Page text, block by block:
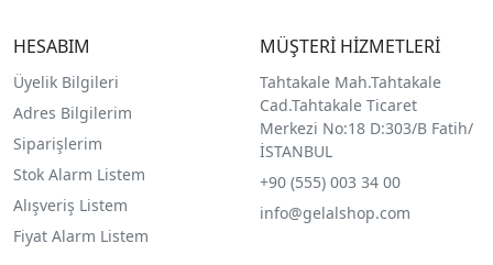
HESABIM
Üyelik Bilgileri
Adres Bilgilerim
Siparişlerim
Stok Alarm Listem
Alışveriş Listem
Fiyat Alarm Listem
MÜŞTERİ HİZMETLERİ
Tahtakale Mah.Tahtakale
Cad.Tahtakale Ticaret
Merkezi No:18 D:303/B Fatih/
İSTANBUL
+90 (555) 003 34 00
info@gelalshop.com